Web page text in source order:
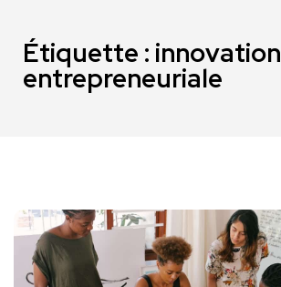
Étiquette : innovation
entrepreneuriale